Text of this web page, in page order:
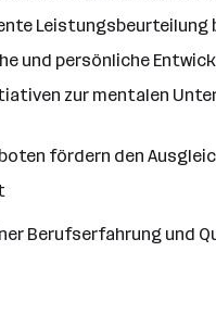
Leistungsbeurteilung
und persönliche
zur mentalen
fördern den
Berufserfahrung und